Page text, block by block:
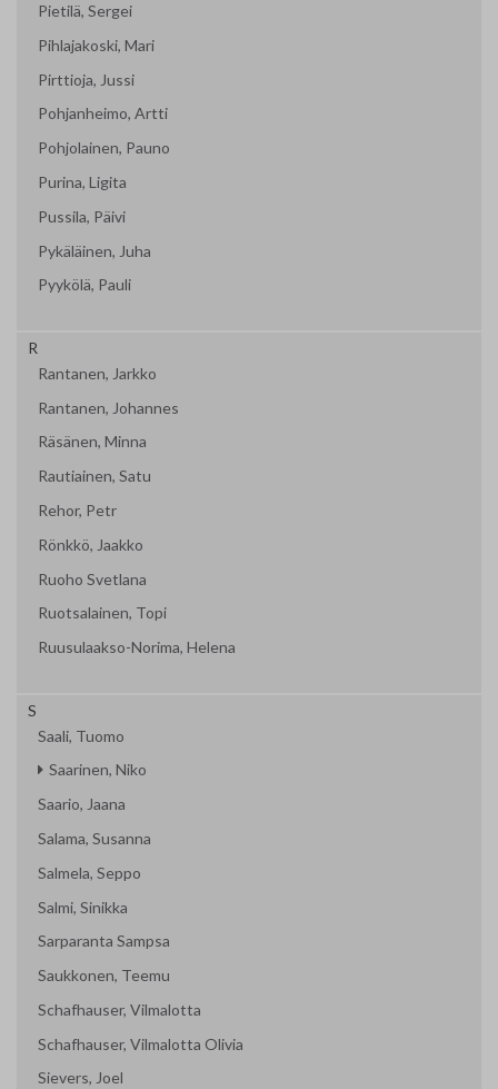
Pietilä, Sergei
Pihlajakoski, Mari
Pirttioja, Jussi
Pohjanheimo, Artti
Pohjolainen, Pauno
Purina, Ligita
Pussila, Päivi
Pykäläinen, Juha
Pyykölä, Pauli
R
Rantanen, Jarkko
Rantanen, Johannes
Räsänen, Minna
Rautiainen, Satu
Rehor, Petr
Rönkkö, Jaakko
Ruoho Svetlana
Ruotsalainen, Topi
Ruusulaakso-Norima, Helena
S
Saali, Tuomo
Saarinen, Niko
Saario, Jaana
Salama, Susanna
Salmela, Seppo
Salmi, Sinikka
Sarparanta Sampsa
Saukkonen, Teemu
Schafhauser, Vilmalotta
Schafhauser, Vilmalotta Olivia
Sievers, Joel